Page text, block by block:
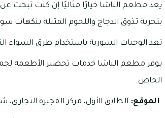
يعد مطعم الباشا خيارًا مثاليًا إن كنت تبحث
بتجربة تذوق الدجاج واللحوم المتبلة بنكهات
تعد الوجبات السورية باستخدام طرق الشواء
يوفر مطعم الباشا خدمات تحضير الأطعمة
الخاص.
الموقع: الطابق الأول، مركز الفجيرة التجاري،